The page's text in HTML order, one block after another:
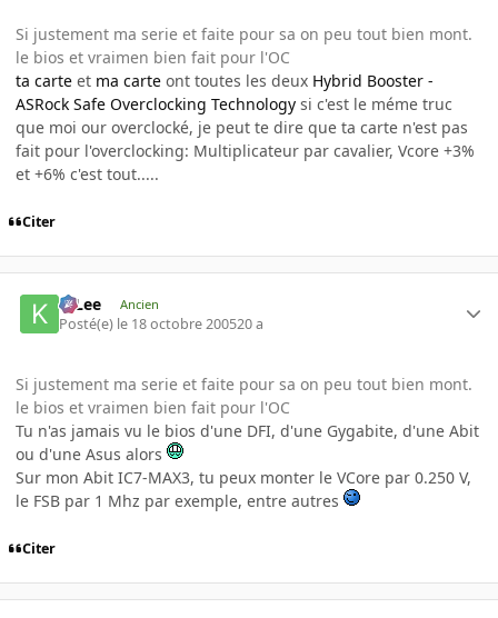
Si justement ma serie et faite pour sa on peu tout bien mont.
le bios et vraimen bien fait pour l'OC
ta carte et ma carte ont toutes les deux Hybrid Booster -
ASRock Safe Overclocking Technology si c'est le méme truc
que moi our overclocké, je peut te dire que ta carte n'est pas
fait pour l'overclocking: Multiplicateur par cavalier, Vcore +3%
et +6% c'est tout.....
Citer
K-Lee Ancien
Posté(e) le 18 octobre 200520 a
Si justement ma serie et faite pour sa on peu tout bien mont.
le bios et vraimen bien fait pour l'OC
Tu n'as jamais vu le bios d'une DFI, d'une Gygabite, d'une Abit
ou d'une Asus alors
Sur mon Abit IC7-MAX3, tu peux monter le VCore par 0.250 V,
le FSB par 1 Mhz par exemple, entre autres
Citer